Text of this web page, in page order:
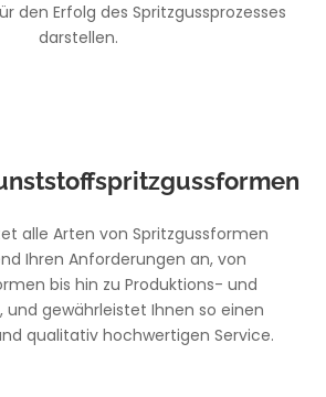
den Erfolg des Spritzgussprozesses
darstellen.
alle Arten von Spritzgussformen
Ihren Anforderungen an, von
bis hin zu Produktions- und
und gewährleistet Ihnen so einen
qualitativ hochwertigen Service.